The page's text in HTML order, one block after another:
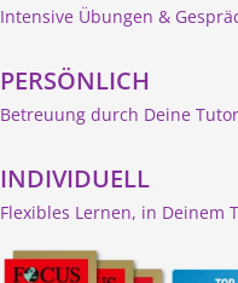
Intensive Übungen &
PERSÖNLICH
Betreuung durch Deine
INDIVIDUELL
Flexibles Lernen, in Deinem